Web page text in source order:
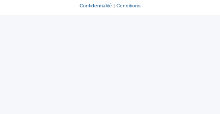
Confidentialité | Conditions